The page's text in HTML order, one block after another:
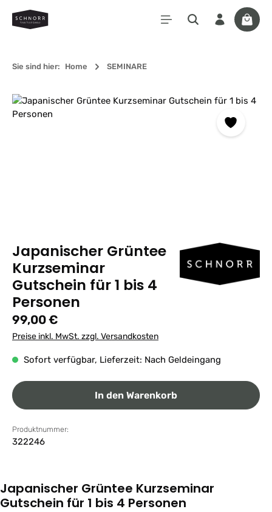
Zum Hauptinhalt springen
Sie sind hier: Home SEMINARE
Bildergalerie überspringen
Japanischer Grüntee
Kurzseminar
Gutschein für 1 bis 4
Personen
Regulärer Preis:
99,00 €
Preise inkl. MwSt. zzgl. Versandkosten
Sofort verfügbar, Lieferzeit: Nach Geldeingang
In den Warenkorb
Produktnummer:
322246
Japanischer Grüntee Kurzseminar
Gutschein für 1 bis 4 Personen